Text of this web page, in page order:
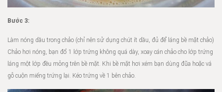
Bước 3:
Làm nóng dầu trong chảo (chỉ nên sử dụng chút ít dầu, đủ để láng bề mặt chảo)
Chảo hơi nóng, bạn đổ 1 lớp trứng không quá dày, xoay cán chảo cho lớp trứng
láng một lớp đều mỏng trên bề mặt. Khi bề mặt hơi xém bạn dùng đũa hoặc vá
gỗ cuộn miếng trứng lại. Kéo trứng về 1 bên chảo.